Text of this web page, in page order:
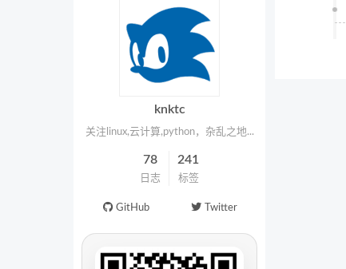
knktc
关注linux,云计算,python，杂乱之地...
78
日志
241
标签
GitHub Twitter